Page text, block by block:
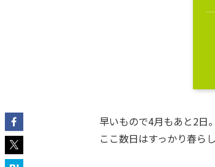
早いもので4月もあと2日
ここ数日はすっかり春ら